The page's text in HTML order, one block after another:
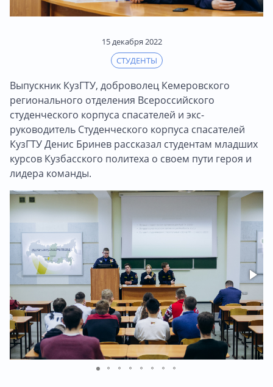
15 декабря 2022
СТУДЕНТЫ
Выпускник КузГТУ, доброволец Кемеровского
регионального отделения Всероссийского
студенческого корпуса спасателей и экс-
руководитель Студенческого корпуса спасателей
КузГТУ Денис Бринев рассказал студентам младших
курсов Кузбасского политеха о своем пути героя и
лидера команды.